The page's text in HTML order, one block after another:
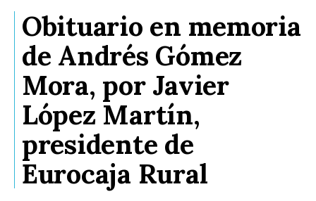
Obituario en memoria
de Andrés Gómez
Mora, por Javier
López Martín,
presidente de
Eurocaja Rural